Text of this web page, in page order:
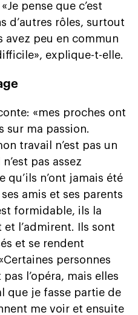
pense que c’est
d’autres rôles, surtout
avez peu en commun
explique-t-elle.
«mes proches ont
sur ma passion.
travail n’est pas un
pas assez
qu’ils n’ont jamais été
ses amis et ses parents
formidable, ils la
l’admirent. Ils sont
et se rendent
personnes
l’opéra, mais elles
que je fasse partie de
me voir et ensuite